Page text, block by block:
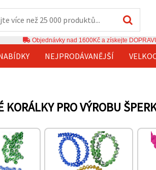
Objednávky nad 1600Kč a získejte
NEJPRODÁVANĚJŠÍ
KORÁLKY PRO VÝROBU